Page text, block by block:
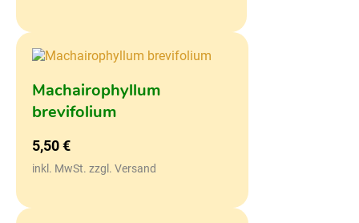
Machairophyllum
brevifolium
5,50€
inkl. MwSt. zzgl. Versand